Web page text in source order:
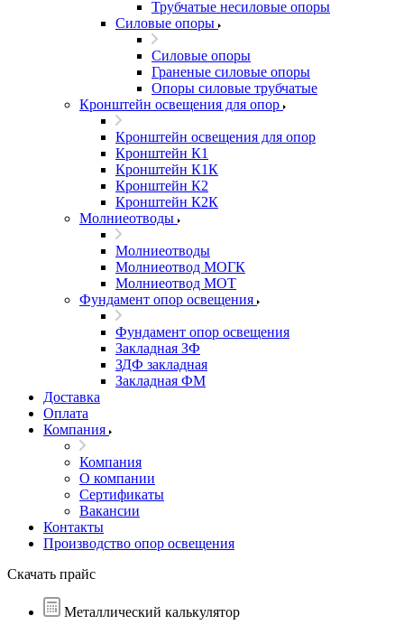
Трубчатые несиловые опоры
Силовые опоры
Силовые опоры
Граненые силовые опоры
Опоры силовые трубчатые
Кронштейн освещения для опор
Кронштейн освещения для опор
Кронштейн К1
Кронштейн К1К
Кронштейн К2
Кронштейн К2К
Молниеотводы
Молниеотводы
Молниеотвод МОГК
Молниеотвод МОТ
Фундамент опор освещения
Фундамент опор освещения
Закладная ЗФ
ЗДФ закладная
Закладная ФМ
Доставка
Оплата
Компания
Компания
О компании
Сертификаты
Вакансии
Контакты
Производство опор освещения
Скачать прайс
Металлический калькулятор